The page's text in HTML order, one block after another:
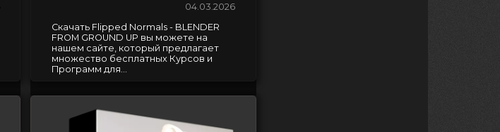
04.03.2026
Скачать Flipped Normals - BLENDER
FROM GROUND UP вы можете на
нашем сайте, который предлагает
множество бесплатных Курсов и
Программ для...